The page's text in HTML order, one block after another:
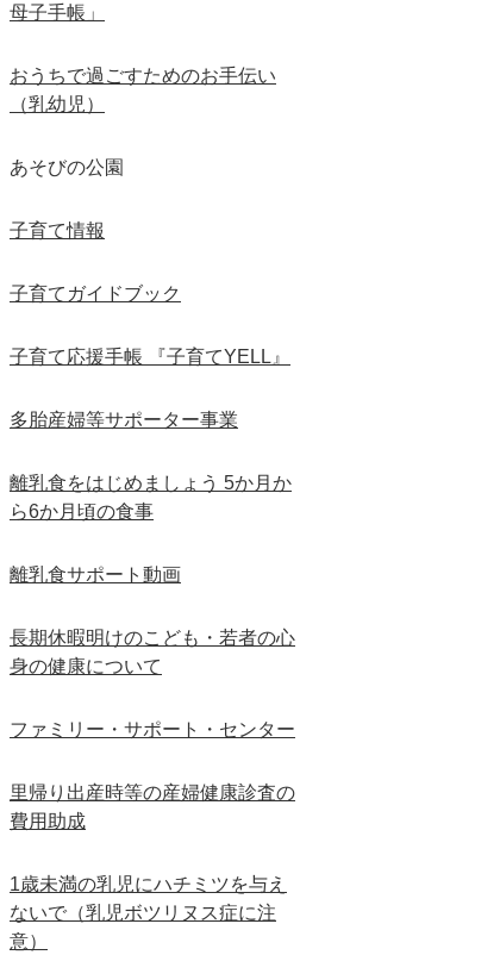
母子手帳」
おうちで過ごすためのお手伝い
（乳幼児）
あそびの公園
子育て情報
子育てガイドブック
子育て応援手帳 『子育てYELL』
多胎産婦等サポーター事業
離乳食をはじめましょう 5か月か
ら6か月頃の食事
離乳食サポート動画
長期休暇明けのこども・若者の心
身の健康について
ファミリー・サポート・センター
里帰り出産時等の産婦健康診査の
費用助成
1歳未満の乳児にハチミツを与え
ないで（乳児ボツリヌス症に注
意）